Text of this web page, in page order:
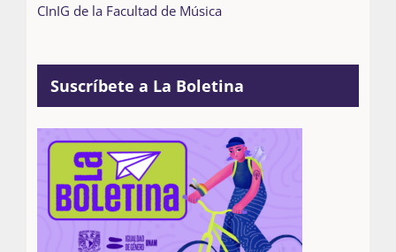
CInIG de la Facultad de Música
Suscríbete a La Boletina